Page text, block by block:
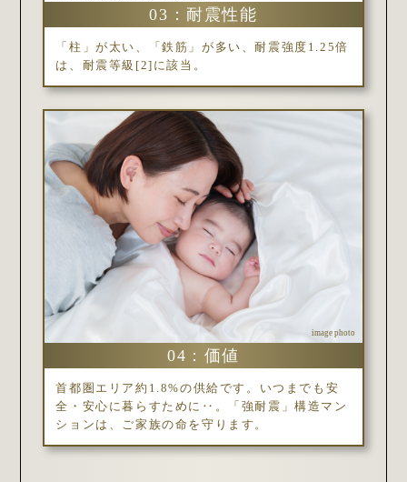
03：耐震性能
「柱」が太い、「鉄筋」が多い、耐震強度1.25倍
は、耐震等級[2]に該当。
image photo
04：価値
首都圏エリア約1.8%の供給です。いつまでも安
全・安心に暮らすために‥。「強耐震」構造マン
ションは、ご家族の命を守ります。